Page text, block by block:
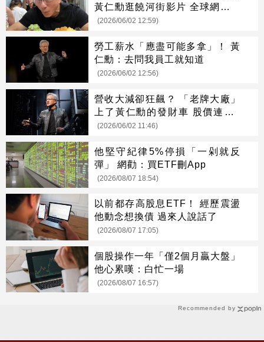
Recommended by
黃仁勳逛饒河街影片 全球網友狂
喊餓
(2026/06/02 12:59)
勞工薪水「應盡可能多拿」！ 黃
仁勳：去問我員工就知道
(2026/06/02 12:56)
營收大減卻狂飆？ 「老牌大廠」
上了黃仁勳的發財車 股價連拉2
漲停
(2026/06/02 11:46)
他堅守紀律5%停損「一剁就反
彈」 網勸：買ETF刪App
(2026/08/07 18:54)
以前都存高股息ETF！ 經歷震盪
他動念想換債 過來人說話了
(2026/08/07 17:05)
個股操作一年「僅2個月贏大盤」
他心累嘆：白忙一場
(2026/08/07 16:57)